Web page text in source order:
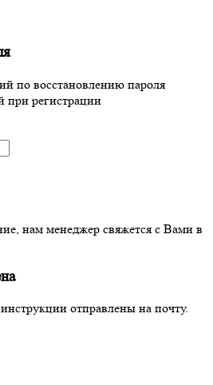
по восстановлению пароля
при регистрации
нам менеджер свяжется с Вами в
отправлены на почту.